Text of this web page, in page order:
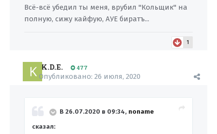
Всё-всё убедил ты меня, врубил "Кольщик" на
полную, сижу кайфую, АУЕ биратъ...
1
K.D.E. 477
Опубликовано: 26 июля, 2020
В 26.07.2020 в 09:34, noname
сказал: